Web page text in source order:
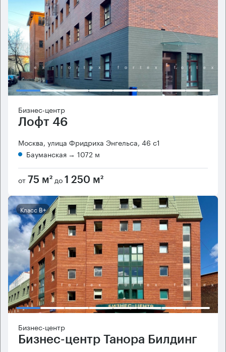
Бизнес-центр
Лофт 46
Москва, улица Фридриха Энгельса, 46 с1
Бауманская → 1072 м
от 75 м² до 1 250 м²
Класс B+
Бизнес-центр
Бизнес-центр Танора Билдинг